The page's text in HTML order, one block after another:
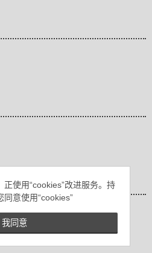
使用“cookies”改进服务。持
意使用“cookies”
我同意